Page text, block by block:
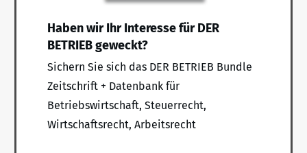
Haben wir Ihr Interesse für DER
BETRIEB geweckt?
Sichern Sie sich das DER BETRIEB Bundle
Zeitschrift + Datenbank für
Betriebswirtschaft, Steuerrecht,
Wirtschaftsrecht, Arbeitsrecht